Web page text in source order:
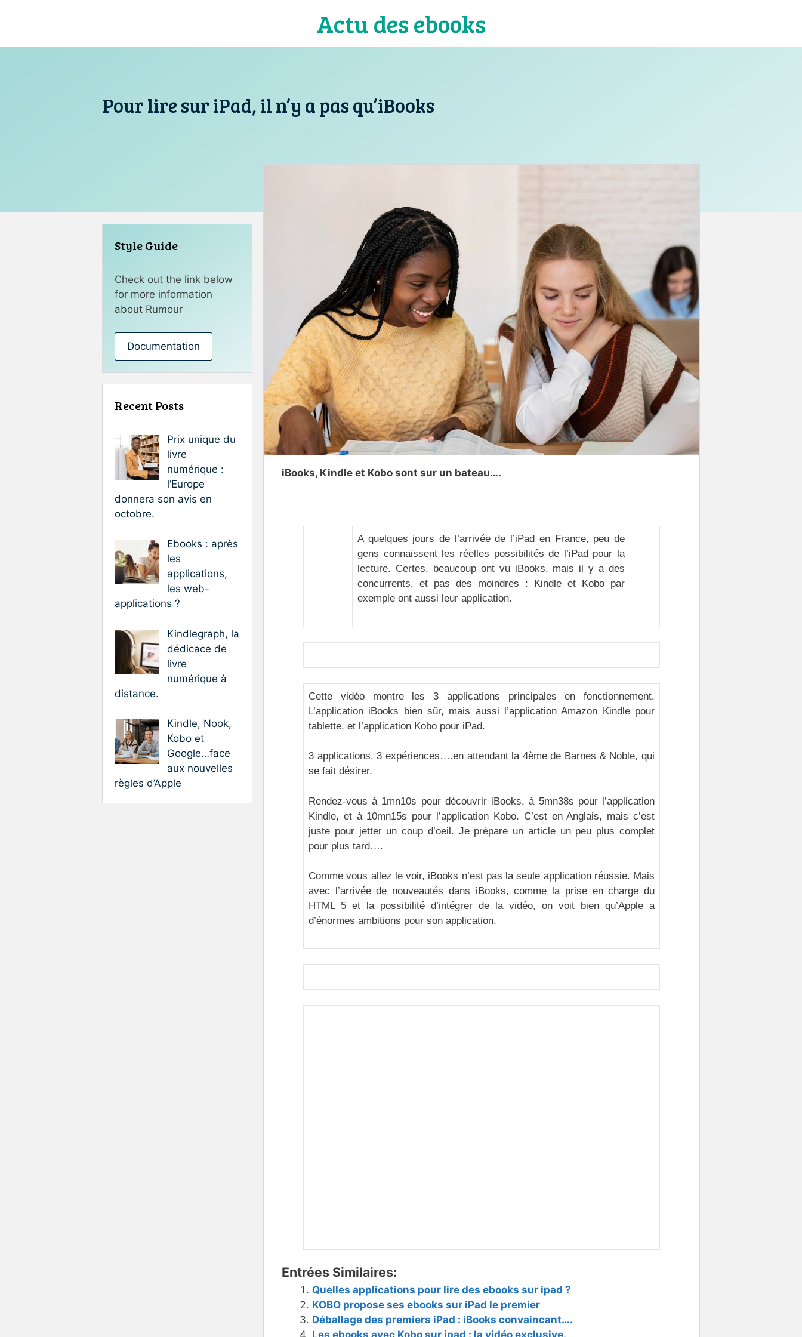
Actu des ebooks
Pour lire sur iPad, il n’y a pas qu’iBooks
iBooks, Kindle et Kobo sont sur un bateau….
A quelques jours de l’arrivée de l’iPad en France, peu de
gens connaissent les réelles possibilités de l’iPad pour la
lecture. Certes, beaucoup ont vu iBooks, mais il y a des
concurrents, et pas des moindres : Kindle et Kobo par
exemple ont aussi leur application.
Cette vidéo montre les 3 applications principales en fonctionnement.
L’application iBooks bien sûr, mais aussi l’application Amazon Kindle pour
tablette, et l’application Kobo pour iPad.
3 applications, 3 expériences….en attendant la 4ème de Barnes & Noble, qui
se fait désirer.
Rendez-vous à 1mn10s pour découvrir iBooks, à 5mn38s pour l’application
Kindle, et à 10mn15s pour l’application Kobo. C’est en Anglais, mais c’est
juste pour jetter un coup d’oeil. Je prépare un article un peu plus complet
pour plus tard….
Comme vous allez le voir, iBooks n’est pas la seule application réussie. Mais
avec l’arrivée de nouveautés dans iBooks, comme la prise en charge du
HTML 5 et la possibilité d’intégrer de la vidéo, on voit bien qu’Apple a
d’énormes ambitions pour son application.
Entrées Similaires:
Quelles applications pour lire des ebooks sur ipad ?
KOBO propose ses ebooks sur iPad le premier
Déballage des premiers iPad : iBooks convaincant….
Style Guide
Check out the link below
for more information
about Rumour
Documentation
Recent Posts
Prix unique du
livre
numérique :
l’Europe
donnera son avis en
octobre.
Ebooks : après
les
applications,
les web-
applications ?
Kindlegraph, la
dédicace de
livre
numérique à
distance.
Kindle, Nook,
Kobo et
Google…face
aux nouvelles
règles d’Apple